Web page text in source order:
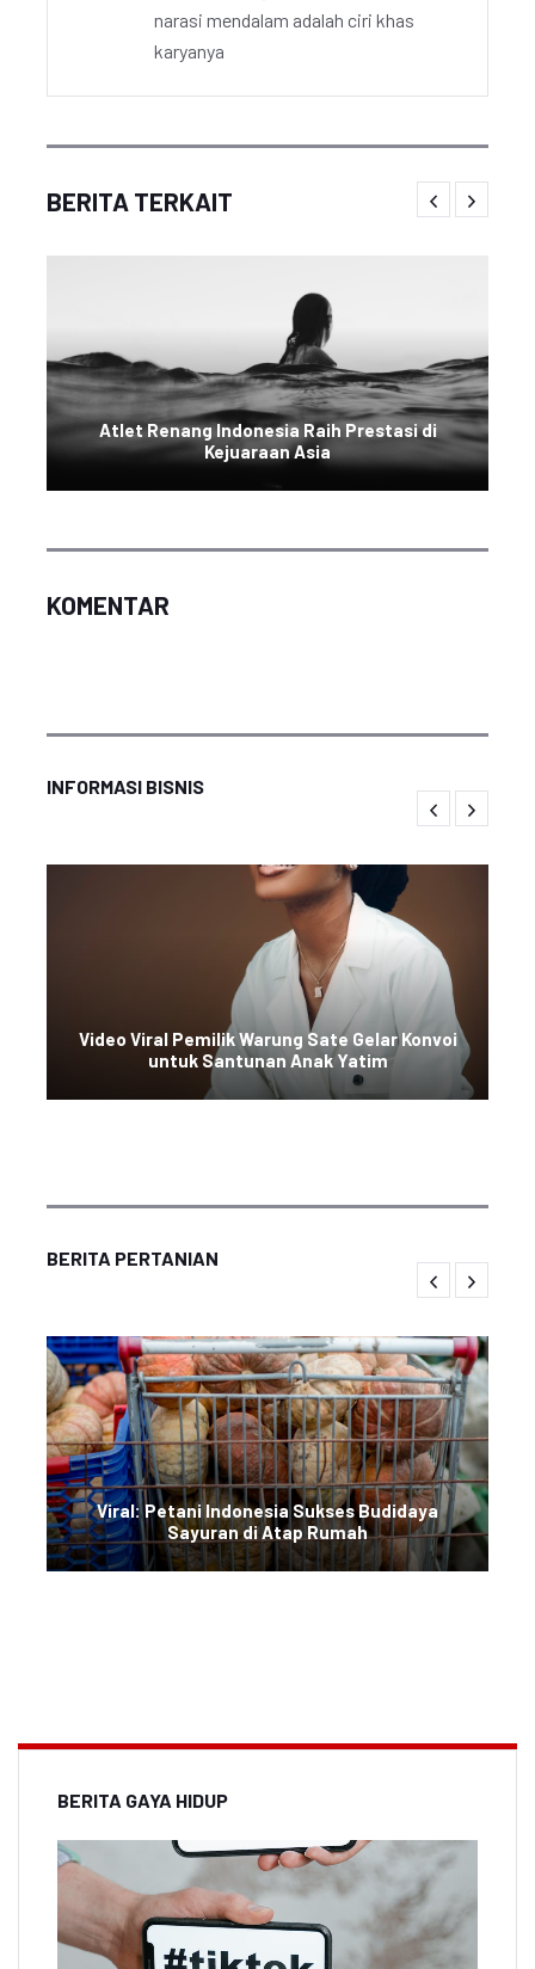
narasi mendalam adalah ciri khas
karyanya
BERITA TERKAIT
Atlet Renang Indonesia Raih Prestasi di
Kejuaraan Asia
KOMENTAR
INFORMASI BISNIS
Video Viral Pemilik Warung Sate Gelar Konvoi
untuk Santunan Anak Yatim
BERITA PERTANIAN
Viral: Petani Indonesia Sukses Budidaya
Sayuran di Atap Rumah
BERITA GAYA HIDUP